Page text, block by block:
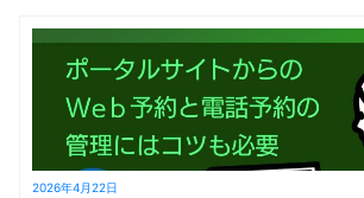
2026年4月22日